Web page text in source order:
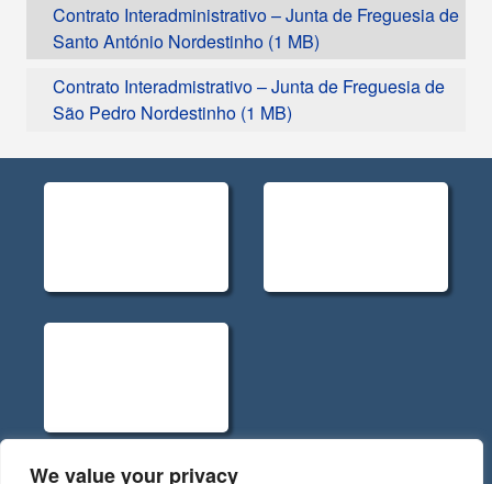
We value your privacy
Contrato Interadministrativo – Junta de Freguesia de
Santo António Nordestinho
Contrato Interadmistrativo – Junta de Freguesia de
São Pedro Nordestinho